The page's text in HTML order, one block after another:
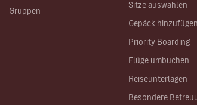
Gruppen
Sitze auswählen
Gepäck hinzufügen
Priority Boarding
Flüge umbuchen
Reiseunterlagen
Besondere